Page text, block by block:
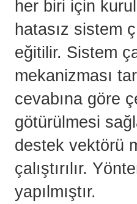
her biri için
hatasız sistem
eğitilir. Sistem
mekanizması
cevabına göre
götürülmesi
destek vektörü
çalıştırılır.
yapılmıştır.